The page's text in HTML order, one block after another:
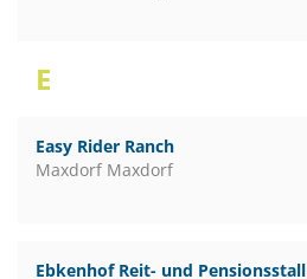
E
Easy Rider Ranch
Maxdorf Maxdorf
Ebkenhof Reit- und Pensionsstall